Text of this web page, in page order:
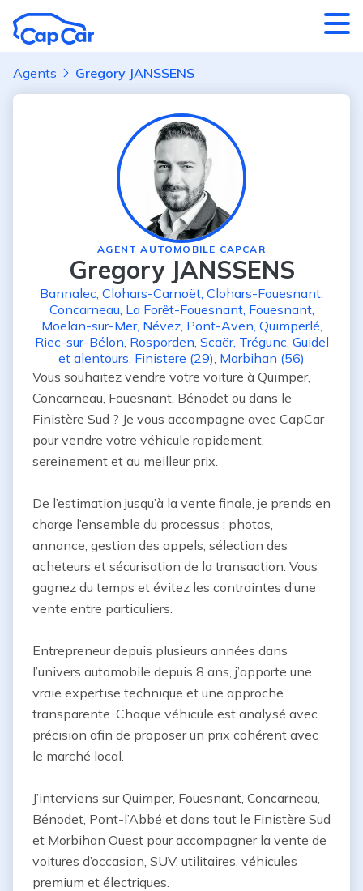
Agents Gregory JANSSENS
AGENT AUTOMOBILE CAPCAR
Gregory JANSSENS
Bannalec, Clohars-Carnoët, Clohars-Fouesnant,
Concarneau, La Forêt-Fouesnant, Fouesnant,
Moëlan-sur-Mer, Névez, Pont-Aven, Quimperlé,
Riec-sur-Bélon, Rosporden, Scaër, Trégunc, Guidel
et alentours, Finistere (29), Morbihan (56)
Vous souhaitez vendre votre voiture à Quimper,
Concarneau, Fouesnant, Bénodet ou dans le
Finistère Sud ? Je vous accompagne avec CapCar
pour vendre votre véhicule rapidement,
sereinement et au meilleur prix.
De l’estimation jusqu’à la vente finale, je prends en
charge l’ensemble du processus : photos,
annonce, gestion des appels, sélection des
acheteurs et sécurisation de la transaction. Vous
gagnez du temps et évitez les contraintes d’une
vente entre particuliers.
Entrepreneur depuis plusieurs années dans
l’univers automobile depuis 8 ans, j’apporte une
vraie expertise technique et une approche
transparente. Chaque véhicule est analysé avec
précision afin de proposer un prix cohérent avec
le marché local.
J’interviens sur Quimper, Fouesnant, Concarneau,
Bénodet, Pont-l’Abbé et dans tout le Finistère Sud
et Morbihan Ouest pour accompagner la vente de
voitures d’occasion, SUV, utilitaires, véhicules
premium et électriques.